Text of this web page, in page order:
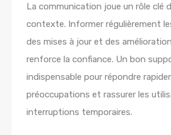
La communication joue un rôle clé
contexte. Informer régulièrement
des mises à jour et des
renforce la confiance. Un bon
indispensable pour répondre
préoccupations et rassurer les
interruptions temporaires.